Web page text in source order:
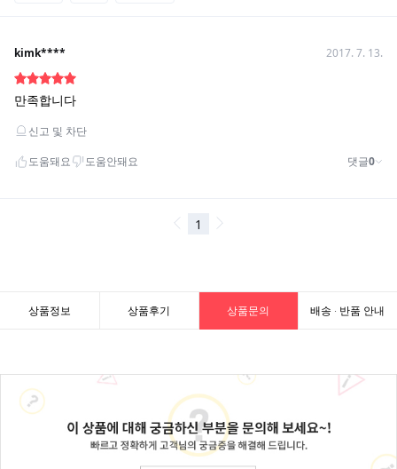
상품정보 상품후기 상품문의 배송 · 반품 안내